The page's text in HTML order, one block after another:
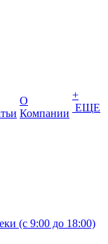
О
Компании
+
ЕЩЕ
(с 9:00 до 18:00)